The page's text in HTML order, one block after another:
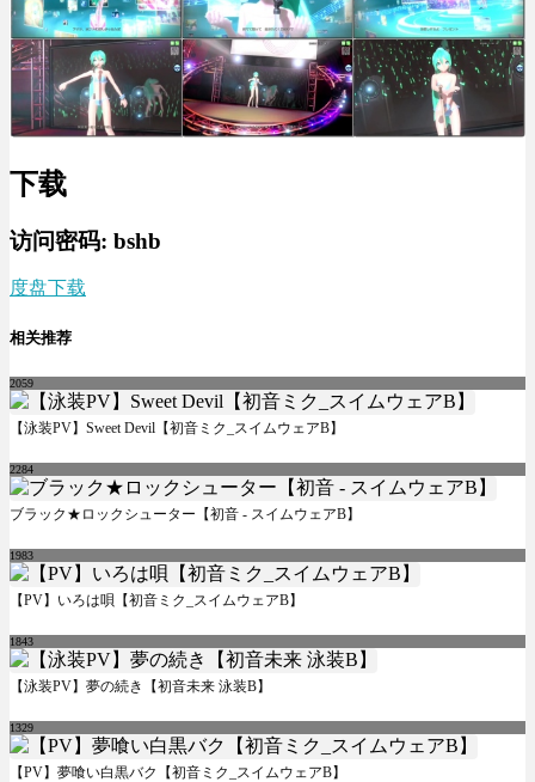
下载
访问密码: bshb
度盘下载
相关推荐
2059
【泳装PV】Sweet Devil【初音ミク_スイムウェアB】
2284
ブラック★ロックシューター【初音 - スイムウェアB】
1983
【PV】いろは唄【初音ミク_スイムウェアB】
1843
【泳装PV】夢の続き【初音未来 泳装B】
1329
【PV】夢喰い白黒バク【初音ミク_スイムウェアB】